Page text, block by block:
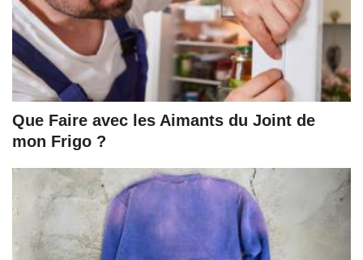
Que Faire avec les Aimants du Joint de
mon Frigo ?